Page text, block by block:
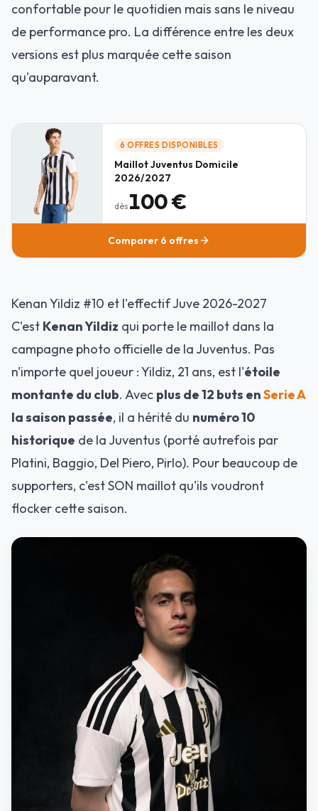
confortable pour le quotidien mais sans le niveau
de performance pro. La différence entre les deux
versions est plus marquée cette saison
qu'auparavant.
6 OFFRES DISPONIBLES
Maillot Juventus Domicile
2026/2027
dès 100 €
Comparer 6 offres
Kenan Yildiz #10 et l'effectif Juve 2026-2027
C'est Kenan Yildiz qui porte le maillot dans la
campagne photo officielle de la Juventus. Pas
n'importe quel joueur : Yildiz, 21 ans, est l'étoile
montante du club. Avec plus de 12 buts enSerie A
la saison passée, il a hérité du numéro 10
historique de la Juventus (porté autrefois par
Platini, Baggio, Del Piero, Pirlo). Pour beaucoup de
supporters, c'est SON maillot qu'ils voudront
flocker cette saison.